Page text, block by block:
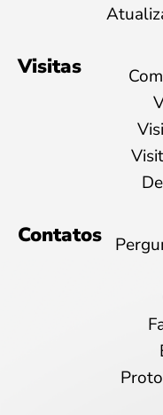
Visitas
Contatos